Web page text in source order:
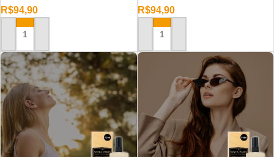
R$94,90
ADICIONAR AO CARRINHO
R$94,90
ADICIONAR AO CARRINHO